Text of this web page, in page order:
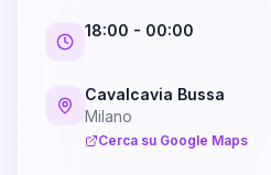
18:00 - 00:00
Cavalcavia Bussa
Milano
Cerca su Google Maps